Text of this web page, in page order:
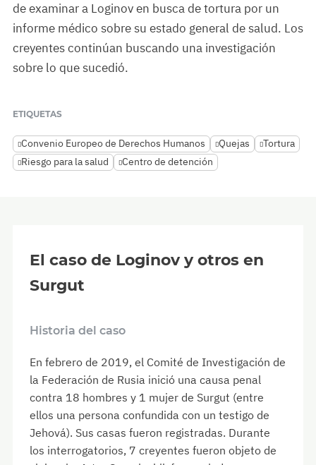
de examinar a Loginov en busca de tortura por un
informe médico sobre su estado general de salud. Los
creyentes continúan buscando una investigación
sobre lo que sucedió.
ETIQUETAS
Convenio Europeo de Derechos Humanos Quejas
Tortura
Riesgo para la salud
Centro de detención
El caso de Loginov y otros en
Surgut
Historia del caso
En febrero de 2019, el Comité de Investigación de
la Federación de Rusia inició una causa penal
contra 18 hombres y 1 mujer de Surgut (entre
ellos una persona confundida con un testigo de
Jehová). Sus casas fueron registradas. Durante
los interrogatorios, 7 creyentes fueron objeto de